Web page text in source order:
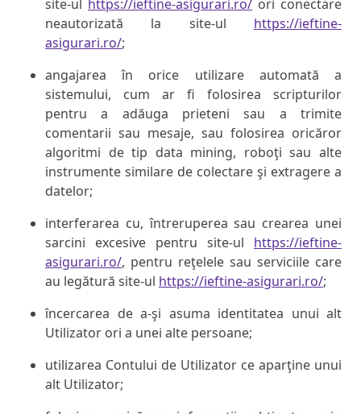
site-ul https://ieftine-asigurari.ro/ ori conectare
neautorizată la site-ul https://ieftine-
asigurari.ro/;
angajarea în orice utilizare automată a
sistemului, cum ar fi folosirea scripturilor
pentru a adăuga prieteni sau a trimite
comentarii sau mesaje, sau folosirea oricăror
algoritmi de tip data mining, roboţi sau alte
instrumente similare de colectare şi extragere a
datelor;
interferarea cu, întreruperea sau crearea unei
sarcini excesive pentru site-ul https://ieftine-
asigurari.ro/, pentru reţelele sau serviciile care
au legătură site-ul https://ieftine-asigurari.ro/;
încercarea de a-şi asuma identitatea unui alt
Utilizator ori a unei alte persoane;
utilizarea Contului de Utilizator ce aparţine unui
alt Utilizator;